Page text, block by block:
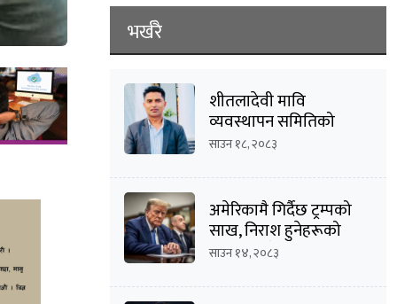
भर्खरै
शीतलादेवी मावि
व्यवस्थापन समितिको
अध्यक्षमा दीपक कार्की
साउन १८, २०८३
अमेरिकामै गिर्दैछ ट्रम्पको
साख, निराश हुनेहरूको
संख्या बढ्दै
साउन १४, २०८३